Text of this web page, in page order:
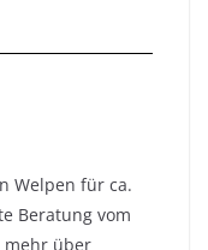
Welpen für ca.
Beratung vom
mehr über